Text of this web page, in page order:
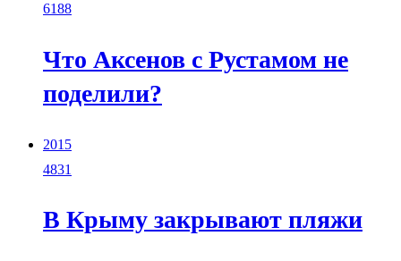
6188
Что Аксенов с Рустамом не
поделили?
2015
4831
В Крыму закрывают пляжи